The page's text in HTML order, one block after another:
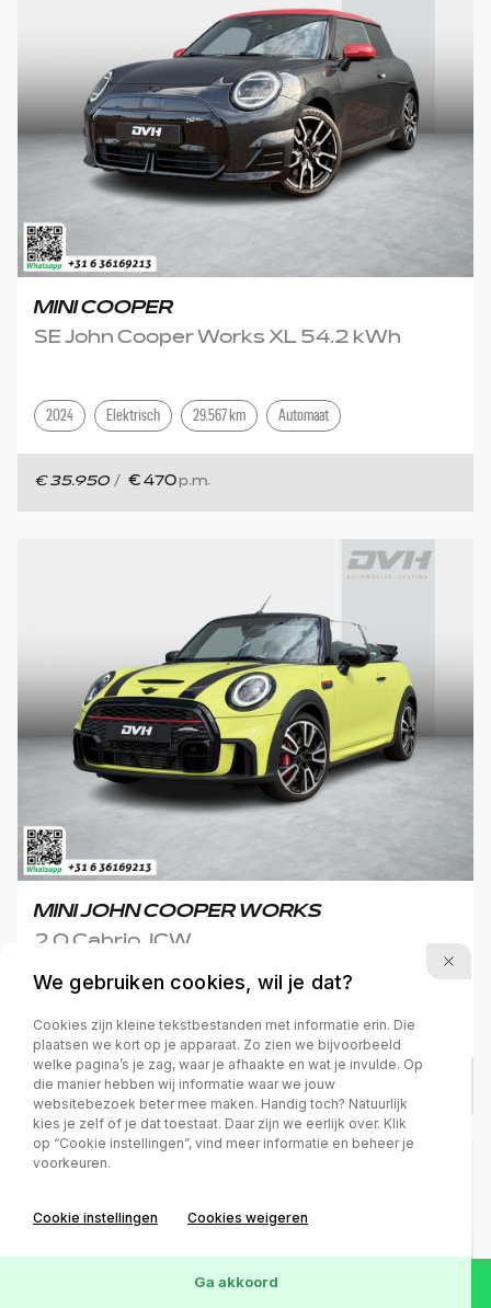
MINI COOPER
SE John Cooper Works XL 54.2 kWh
2024 Elektrisch 29.567 km Automaat
€ 35.950 / € 470p.m.
MINI JOHN COOPER WORKS
2.0 Cabrio JCW
2023 Benzine 66.597 km Automaat
€ 36.950 / € 740 p.m.
We gebruiken cookies, wil je dat?
Cookies zijn kleine tekstbestanden met informatie erin. Die
plaatsen we kort op je apparaat. Zo zien we bijvoorbeeld
welke pagina’s je zag, waar je afhaakte en wat je invulde. Op
die manier hebben wij informatie waar we jouw
websitebezoek beter mee maken. Handig toch? Natuurlijk
kies je zelf of je dat toestaat. Daar zijn we eerlijk over. Klik
op “Cookie instellingen”, vind meer informatie en beheer je
voorkeuren.
Cookie instellingen Cookies weigeren
Ga akkoord